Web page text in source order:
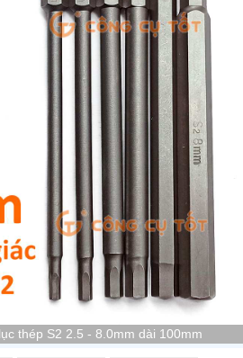
thép S2 2.5 - 8.0mm dài 100mm